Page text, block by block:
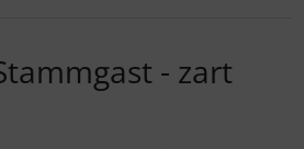
- zart
klicken Sie auf das Bild.